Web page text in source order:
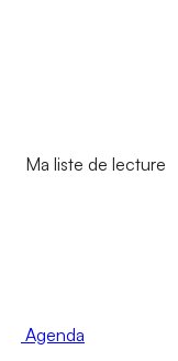
Ma liste de lecture
Agenda